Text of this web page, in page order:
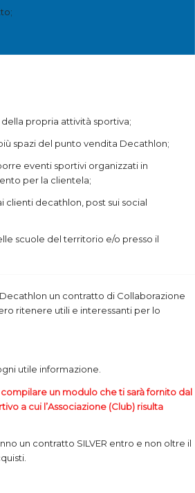
propria attività sportiva;
spazi del punto vendita Decathlon;
eventi sportivi organizzati in
per la clientela;
clienti decathlon, post sui social
scuole del territorio e/o presso il
un contratto di Collaborazione
ritenere utili e interessanti per lo
utile informazione.
un modulo che ti sarà fornito dal
a cui l’Associazione (Club) risulta
un contratto SILVER entro e non oltre il